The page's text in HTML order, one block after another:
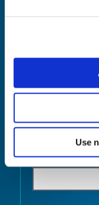
Use
Product Name*